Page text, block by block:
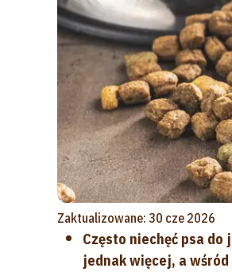
Zaktualizowane: 30 cze 2026
Często niechęć psa
jednak więcej, a